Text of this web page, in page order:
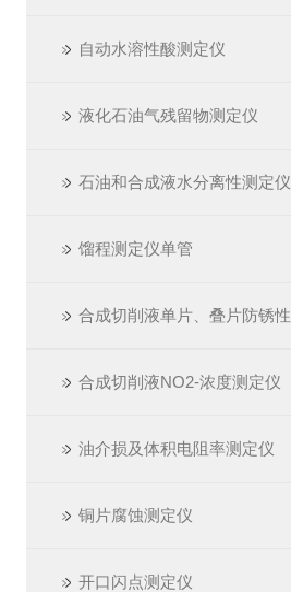
自动水溶性酸测定仪
液化石油气残留物测定仪
石油和合成液水分离性测定仪
馏程测定仪单管
合成切削液NO2-浓度测定仪
油介损及体积电阻率测定仪
铜片腐蚀测定仪
开口闪点测定仪